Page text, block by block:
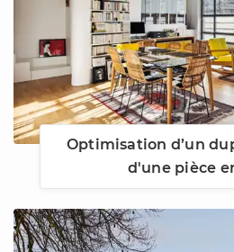
Optimisation d’un
d'une pièce